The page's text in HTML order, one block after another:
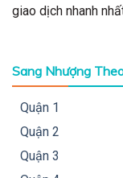
giao dịch nhanh
Sang Nhượng
Quận 1
Quận 2
Quận 3